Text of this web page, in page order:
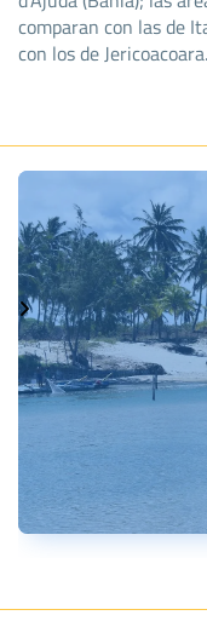
comparan con las de
con los de Jericoacoara.